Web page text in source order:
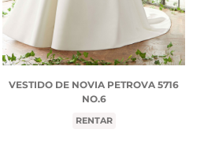
VESTIDO DE NOVIA PETROVA 5716
NO.6
RENTAR